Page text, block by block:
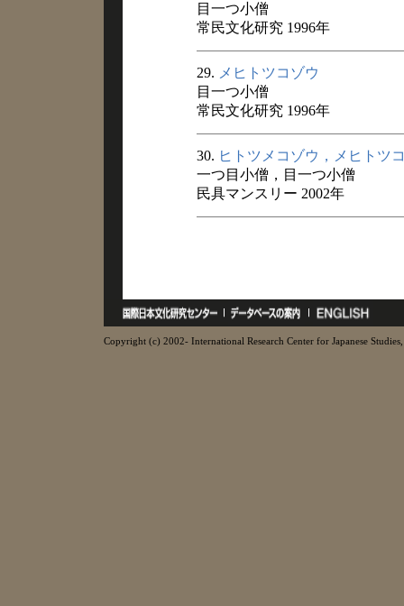
目一つ小僧
常民文化研究 1996年
29. メヒトツコゾウ
目一つ小僧
常民文化研究 1996年
30. ヒトツメコゾウ，メヒトツ
一つ目小僧，目一つ小僧
民具マンスリー 2002年
Copyright (c) 2002- International Research Center for Japanese